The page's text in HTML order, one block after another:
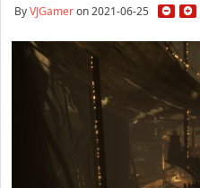
ByVJGameron 2021-06-25